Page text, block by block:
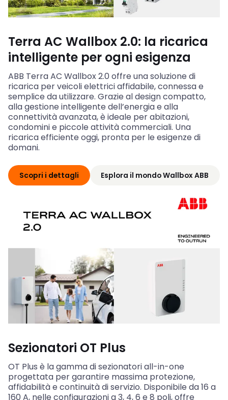
Terra AC Wallbox 2.0: la ricarica
intelligente per ogni esigenza
ABB Terra AC Wallbox 2.0 offre una soluzione di
ricarica per veicoli elettrici affidabile, connessa e
semplice da utilizzare. Grazie al design compatto,
alla gestione intelligente dell’energia e alla
connettività avanzata, è ideale per abitazioni,
condomini e piccole attività commerciali. Una
ricarica efficiente oggi, pronta per le esigenze di
domani.
Scopri i dettagli Esplora il mondo Wallbox ABB
Sezionatori OT Plus
OT Plus è la gamma di sezionatori all-in-one
progettata per garantire massima protezione,
affidabilità e continuità di servizio. Disponibile da 16 a
160 A, nelle configurazioni a 3, 4, 6 e 8 poli, offre